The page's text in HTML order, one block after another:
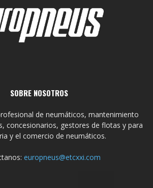
SOBRE NOSOTROS
de neumáticos, mantenimiento
concesionarios, gestores de flotas y para
y el comercio de neumáticos.
europneus@etcxxi.com